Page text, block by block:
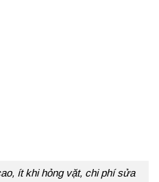
ít khi hỏng vặt, chi phí sửa